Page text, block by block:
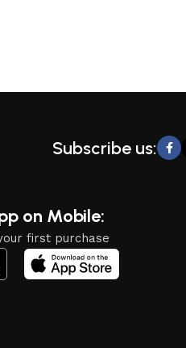
Subscribe us:
on Mobile:
first purchase